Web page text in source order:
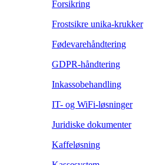
Forsikring
Frostsikre unika-krukker
Fødevarehåndtering
GDPR-håndtering
Inkassobehandling
IT- og WiFi-løsninger
Juridiske dokumenter
Kaffeløsning